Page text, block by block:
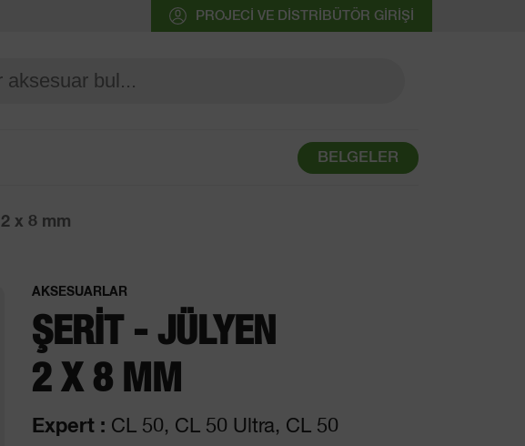
PROJECI VE DISTRIBÜTÖR GIRIŞI
BELGELER
2 x 8 mm
AKSESUARLAR
ŞERIT - JÜLYEN
2 X 8 MM
Expert : CL 50, CL 50 Ultra, CL 50